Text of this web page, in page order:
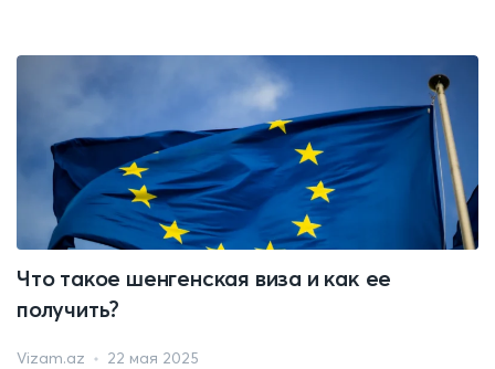
Что такое шенгенская виза и как ее
получить?
Vizam.az 22 мая 2025